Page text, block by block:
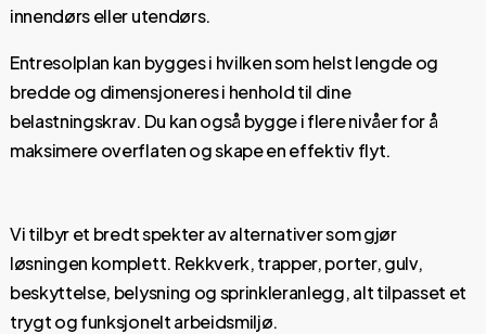
innendørs eller utendørs.
Entresolplan kan bygges i hvilken som helst lengde og
bredde og dimensjoneres i henhold til dine
belastningskrav. Du kan også bygge i flere nivåer for å
maksimere overflaten og skape en effektiv flyt.
Vi tilbyr et bredt spekter av alternativer som gjør
løsningen komplett. Rekkverk, trapper, porter, gulv,
beskyttelse, belysning og sprinkleranlegg, alt tilpasset et
trygt og funksjonelt arbeidsmiljø.